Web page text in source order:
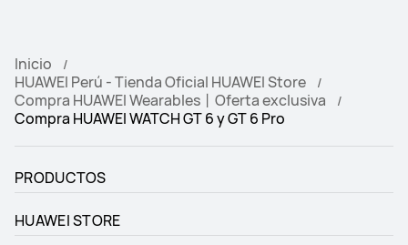
Inicio
HUAWEI Perú - Tienda Oficial HUAWEI Store
Compra HUAWEI Wearables丨Oferta exclusiva
Compra HUAWEI WATCH GT 6 y GT 6 Pro
PRODUCTOS
HUAWEI STORE